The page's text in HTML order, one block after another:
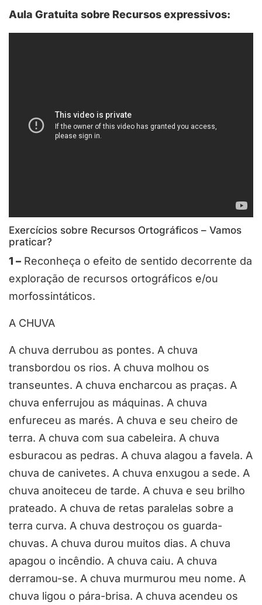
Aula Gratuita sobre Recursos expressivos:
Exercícios sobre Recursos Ortográficos – Vamos
praticar?
1 – Reconheça o efeito de sentido decorrente da
exploração de recursos ortográficos e/ou
morfossintáticos.
A CHUVA
A chuva derrubou as pontes. A chuva
transbordou os rios. A chuva molhou os
transeuntes. A chuva encharcou as praças. A
chuva enferrujou as máquinas. A chuva
enfureceu as marés. A chuva e seu cheiro de
terra. A chuva com sua cabeleira. A chuva
esburacou as pedras. A chuva alagou a favela. A
chuva de canivetes. A chuva enxugou a sede. A
chuva anoiteceu de tarde. A chuva e seu brilho
prateado. A chuva de retas paralelas sobre a
terra curva. A chuva destroçou os guarda-
chuvas. A chuva durou muitos dias. A chuva
apagou o incêndio. A chuva caiu. A chuva
derramou-se. A chuva murmurou meu nome. A
chuva ligou o pára-brisa. A chuva acendeu os